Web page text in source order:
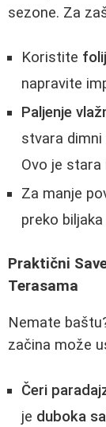
sezone. Za
Koristite
napravite
Paljenje
stvara
Ovo je
Za manje
preko
Praktični
Terasama
Nemate
začina može
Čeri
je duboka